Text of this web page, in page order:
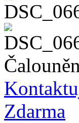
Zdarma